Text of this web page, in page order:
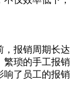
报销周期长
琐的手工报
了员工的报销